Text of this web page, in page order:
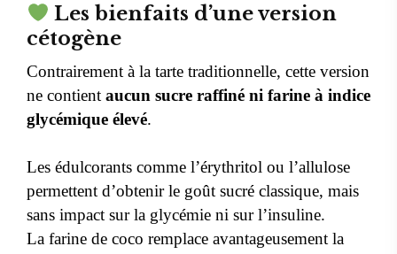
Les bienfaits d’une version
cétogène
Contrairement à la tarte traditionnelle, cette version
ne contient aucun sucre raffiné ni farine à indice
glycémique élevé.
Les édulcorants comme l’érythritol ou l’allulose
permettent d’obtenir le goût sucré classique, mais
sans impact sur la glycémie ni sur l’insuline.
La farine de coco remplace avantageusement la